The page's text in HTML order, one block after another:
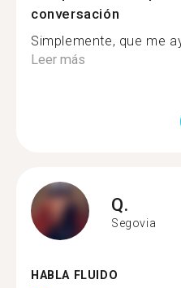
conversación
Simplemente, que me
Leer más
Q.
Segovia
HABLA FLUIDO